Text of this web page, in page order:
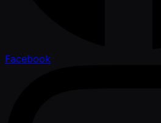
Facebook